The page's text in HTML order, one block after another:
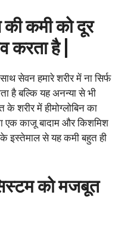
की कमी को दूर
करता है |
सेवन हमारे शरीर में ना सिर्फ
है बल्कि यह अनन्या से भी
के शरीर में हीमोग्लोबिन का
एक काजू बादाम और किशमिश
इस्तेमाल से यह कमी बहुत ही
को मजबूत